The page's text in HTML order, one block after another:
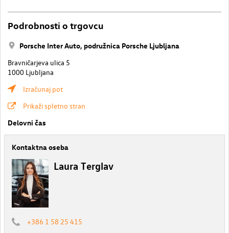
Podrobnosti o trgovcu
Porsche Inter Auto, podružnica Porsche Ljubljana
Bravničarjeva ulica 5
1000 Ljubljana
Izračunaj pot
Prikaži spletno stran
Delovni čas
Kontaktna oseba
Laura Terglav
+386 1 58 25 415